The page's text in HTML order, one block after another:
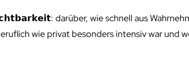
darüber, wie schnell aus
wie privat besonders intensiv war und